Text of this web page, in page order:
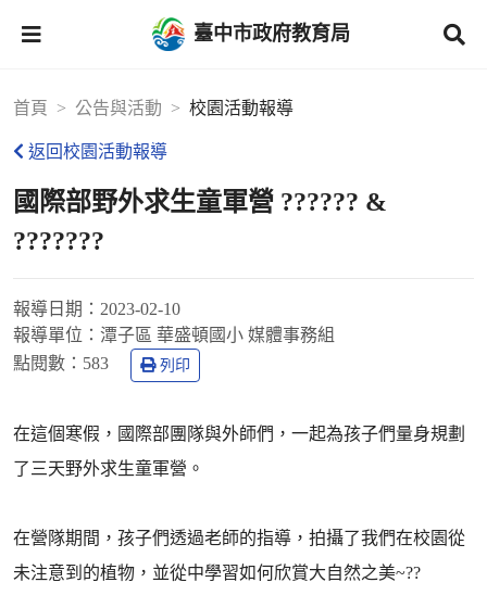
臺中市政府教育局
首頁 公告與活動 校園活動報導
返回校園活動報導
國際部野外求生童軍營 ?????? &
???????
報導日期： 2023-02-10
報導單位： 潭子區 華盛頓國小 媒體事務組
點閱數： 583 列印
在這個寒假，國際部團隊與外師們，一起為孩子們量身規劃
了三天野外求生童軍營。
在營隊期間，孩子們透過老師的指導，拍攝了我們在校園從
未注意到的植物，並從中學習如何欣賞大自然之美~??